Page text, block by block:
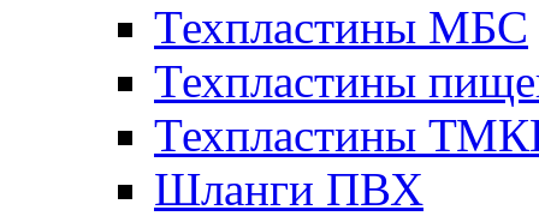
Техпластины МБС
Техпластины
Техпластины
Шланги ПВХ